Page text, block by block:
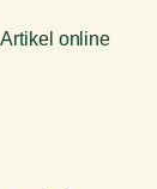
online